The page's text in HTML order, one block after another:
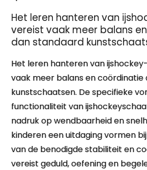
Het leren hanteren van
vereist vaak meer balans
dan standaard
Het leren hanteren van
vaak meer balans en coördinatie
kunstschaatsen. De specifieke
functionaliteit van
nadruk op wendbaarheid en
kinderen een uitdaging vormen
van de benodigde stabiliteit en
vereist geduld, oefening en